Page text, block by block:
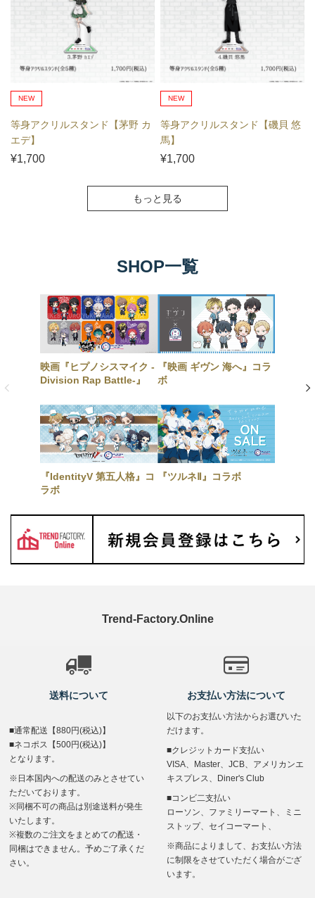
NEW
等身アクリルスタンド【茅野 カ
エデ】
¥1,700
NEW
等身アクリルスタンド【磯貝 悠
馬】
¥1,700
もっと見る
SHOP一覧
映画『ヒプノシスマイク -
Division Rap Battle-』
『映画 ギヴン 海へ』コラ
ボ
『IdentityV 第五人格』コ
ラボ
『ツルネⅡ』コラボ
Trend-Factory.Online